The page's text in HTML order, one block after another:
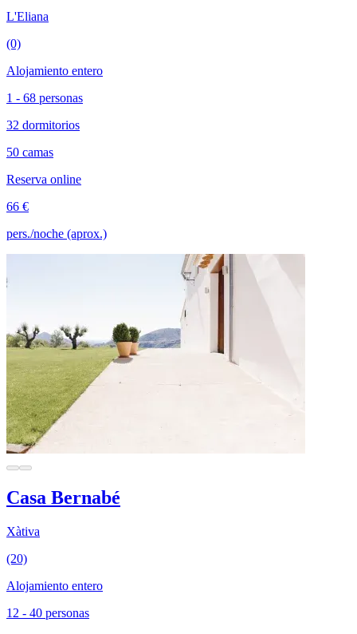
L'Eliana
(0)
Alojamiento entero
1 - 68 personas
32 dormitorios
50 camas
Reserva online
66 €
pers./noche (aprox.)
Casa Bernabé
Xàtiva
(20)
Alojamiento entero
12 - 40 personas